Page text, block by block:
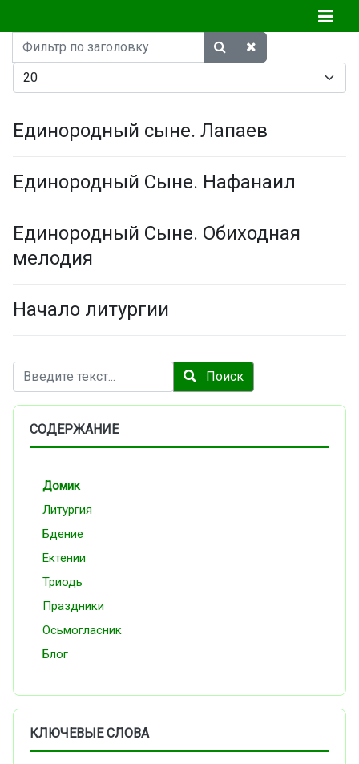
Фильтр
по
заголовку
Кол-во строк:
Единородный сыне. Лапаев
Единородный Сыне. Нафанаил
Единородный Сыне. Обиходная
мелодия
Начало литургии
Поиск Поиск
СОДЕРЖАНИЕ
Домик
Литургия
Бдение
Ектении
Триодь
Праздники
Осьмогласник
Блог
КЛЮЧЕВЫЕ СЛОВА